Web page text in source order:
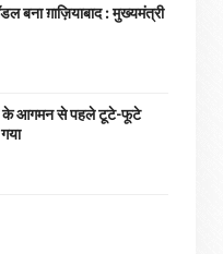
बना ग़ाज़ियाबाद : ​मुख्यमंत्री
के आगमन से पहले टूटे-फूटे